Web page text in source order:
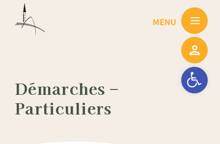
Ouvrir la
Démarches –
Particuliers